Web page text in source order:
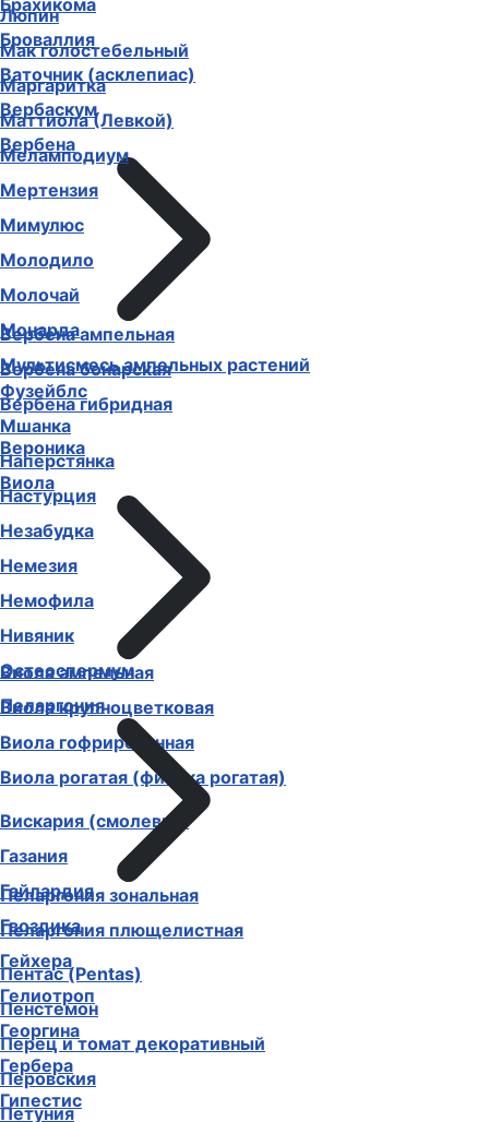
Брахикома
Броваллия
Ваточник (асклепиас)
Вербаскум
Вербена
Вербена ампельная
Вербена бонарская
Вербена гибридная
Вероника
Виола
Виола ампельная
Виола крупноцветковая
Виола гофрированная
Виола рогатая (фиалка рогатая)
Вискария (смолевка)
Газания
Гайлардия
Гвоздика
Гейхера
Гелиотроп
Георгина
Гербера
Гипестис
Люпин
Мак голостебельный
Маргаритка
Маттиола (Левкой)
Меламподиум
Мертензия
Мимулюс
Молодило
Молочай
Монарда
Мультисмесь ампельных растений
Фузейблс
Мшанка
Наперстянка
Настурция
Незабудка
Немезия
Немофила
Нивяник
Остеоспермум
Пеларгония
Пеларгония зональная
Пеларгония плющелистная
Пентас (Pentas)
Пенстемон
Перец и томат декоративный
Перовския
Петуния